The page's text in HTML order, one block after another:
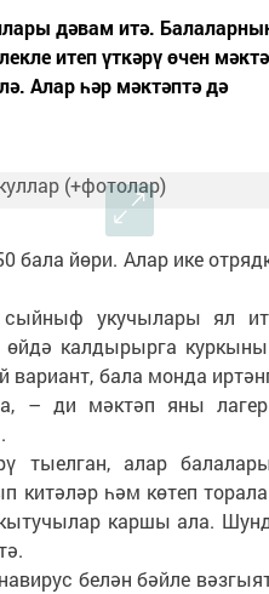
дәвам итә.
итеп үткәрү өчен
Алар һәр мәктәптә дә
бала йөри. Алар ике
сыйныф укучылары ял
өйдә калдырырга
вариант, бала монда
– ди мәктәп яны
тыелган, алар
китәләр һәм көтеп
каршы ала.
белән бәйле